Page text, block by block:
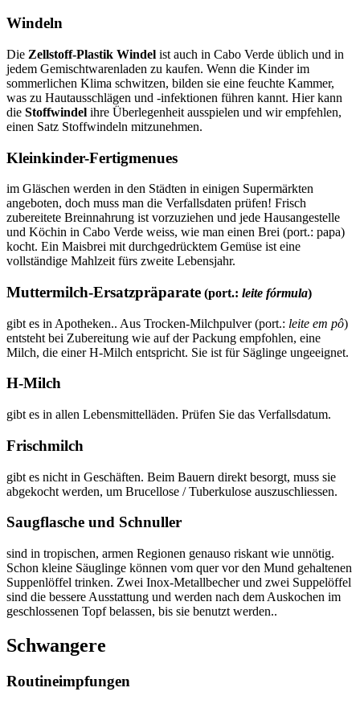
Windeln
Die Zellstoff-Plastik Windel ist auch in Cabo Verde üblich und in
jedem Gemischtwarenladen zu kaufen. Wenn die Kinder im
sommerlichen Klima schwitzen, bilden sie eine feuchte Kammer,
was zu Hautausschlägen und -infektionen führen kannt. Hier kann
die Stoffwindel ihre Überlegenheit ausspielen und wir empfehlen,
einen Satz Stoffwindeln mitzunehmen.
Kleinkinder-Fertigmenues
im Gläschen werden in den Städten in einigen Supermärkten
angeboten, doch muss man die Verfallsdaten prüfen! Frisch
zubereitete Breinnahrung ist vorzuziehen und jede Hausangestelle
und Köchin in Cabo Verde weiss, wie man einen Brei (port.: papa)
kocht. Ein Maisbrei mit durchgedrücktem Gemüse ist eine
vollständige Mahlzeit fürs zweite Lebensjahr.
Muttermilch-Ersatzpräparate (port.: leite fórmula)
gibt es in Apotheken.. Aus Trocken-Milchpulver (port.: leite em pô)
entsteht bei Zubereitung wie auf der Packung empfohlen, eine
Milch, die einer H-Milch entspricht. Sie ist für Säglinge ungeeignet.
H-Milch
gibt es in allen Lebensmittelläden. Prüfen Sie das Verfallsdatum.
Frischmilch
gibt es nicht in Geschäften. Beim Bauern direkt besorgt, muss sie
abgekocht werden, um Brucellose / Tuberkulose auszuschliessen.
Saugflasche und Schnuller
sind in tropischen, armen Regionen genauso riskant wie unnötig.
Schon kleine Säuglinge können vom quer vor den Mund gehaltenen
Suppenlöffel trinken. Zwei Inox-Metallbecher und zwei Suppelöffel
sind die bessere Ausstattung und werden nach dem Auskochen im
geschlossenen Topf belassen, bis sie benutzt werden..
Schwangere
Routineimpfungen